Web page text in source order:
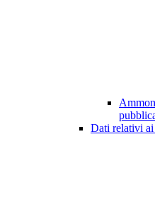
Dati relativi ai